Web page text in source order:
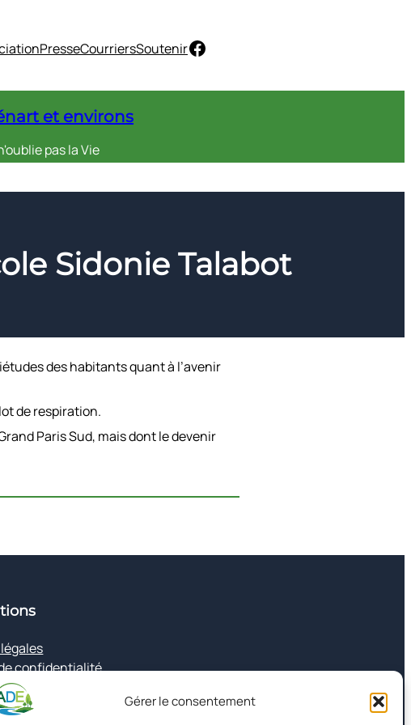
Gérer le consentement
PresseCourriersSoutenirFacebook
et environs
pas la Vie
Sidonie Talabot
des habitants quant à l’avenir
de respiration.
Paris Sud, mais dont le devenir
confidentialité
cookies